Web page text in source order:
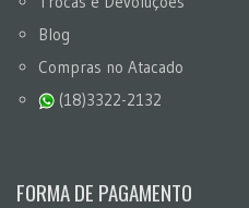
Blog
Compras no Atacado
(18)3322-2132
FORMA DE PAGAMENTO